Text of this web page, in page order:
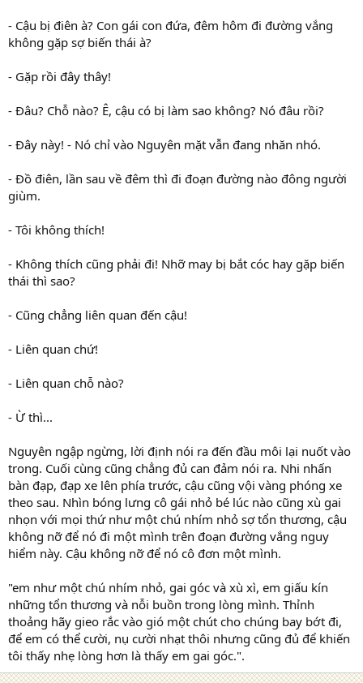
- Cậu bị điên à? Con gái con đứa, đêm hôm đi đường vắng
không gặp sợ biến thái à?
- Gặp rồi đây thây!
- Đâu? Chỗ nào? Ê, cậu có bị làm sao không? Nó đâu rồi?
- Đây này! - Nó chỉ vào Nguyên mặt vẫn đang nhăn nhó.
- Đồ điên, lần sau về đêm thì đi đoạn đường nào đông người
giùm.
- Tôi không thích!
- Không thích cũng phải đi! Nhỡ may bị bắt cóc hay gặp biến
thái thì sao?
- Cũng chẳng liên quan đến cậu!
- Liên quan chứ!
- Liên quan chỗ nào?
- Ừ thì...
Nguyên ngập ngừng, lời định nói ra đến đầu môi lại nuốt vào
trong. Cuối cùng cũng chẳng đủ can đảm nói ra. Nhi nhấn
bàn đạp, đạp xe lên phía trước, cậu cũng vội vàng phóng xe
theo sau. Nhìn bóng lưng cô gái nhỏ bé lúc nào cũng xù gai
nhọn với mọi thứ như một chú nhím nhỏ sợ tổn thương, cậu
không nỡ để nó đi một mình trên đoạn đường vắng nguy
hiểm này. Cậu không nỡ để nó cô đơn một mình.
"em như một chú nhím nhỏ, gai góc và xù xì, em giấu kín
những tổn thương và nỗi buồn trong lòng mình. Thỉnh
thoảng hãy gieo rắc vào gió một chút cho chúng bay bớt đi,
để em có thể cười, nụ cười nhạt thôi nhưng cũng đủ để khiến
tôi thấy nhẹ lòng hơn là thấy em gai góc.".